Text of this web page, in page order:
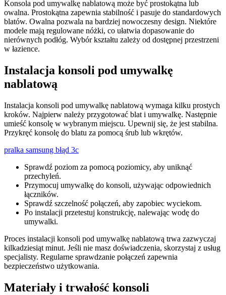
Konsola pod umywalkę nablatową może być prostokątna lub
owalna. Prostokątna zapewnia stabilność i pasuje do standardowych
blatów. Owalna pozwala na bardziej nowoczesny design. Niektóre
modele mają regulowane nóżki, co ułatwia dopasowanie do
nierównych podłóg. Wybór kształtu zależy od dostępnej przestrzeni
w łazience.
Instalacja konsoli pod umywalkę
nablatową
Instalacja konsoli pod umywalkę nablatową wymaga kilku prostych
kroków. Najpierw należy przygotować blat i umywalkę. Następnie
umieść konsolę w wybranym miejscu. Upewnij się, że jest stabilna.
Przykręć konsolę do blatu za pomocą śrub lub wkrętów.
pralka samsung błąd 3c
Sprawdź poziom za pomocą poziomicy, aby uniknąć
przechyleń.
Przymocuj umywalkę do konsoli, używając odpowiednich
łączników.
Sprawdź szczelność połączeń, aby zapobiec wyciekom.
Po instalacji przetestuj konstrukcję, nalewając wodę do
umywalki.
Proces instalacji konsoli pod umywalkę nablatową trwa zazwyczaj
kilkadziesiąt minut. Jeśli nie masz doświadczenia, skorzystaj z usług
specjalisty. Regularne sprawdzanie połączeń zapewnia
bezpieczeństwo użytkowania.
Materiały i trwałość konsoli